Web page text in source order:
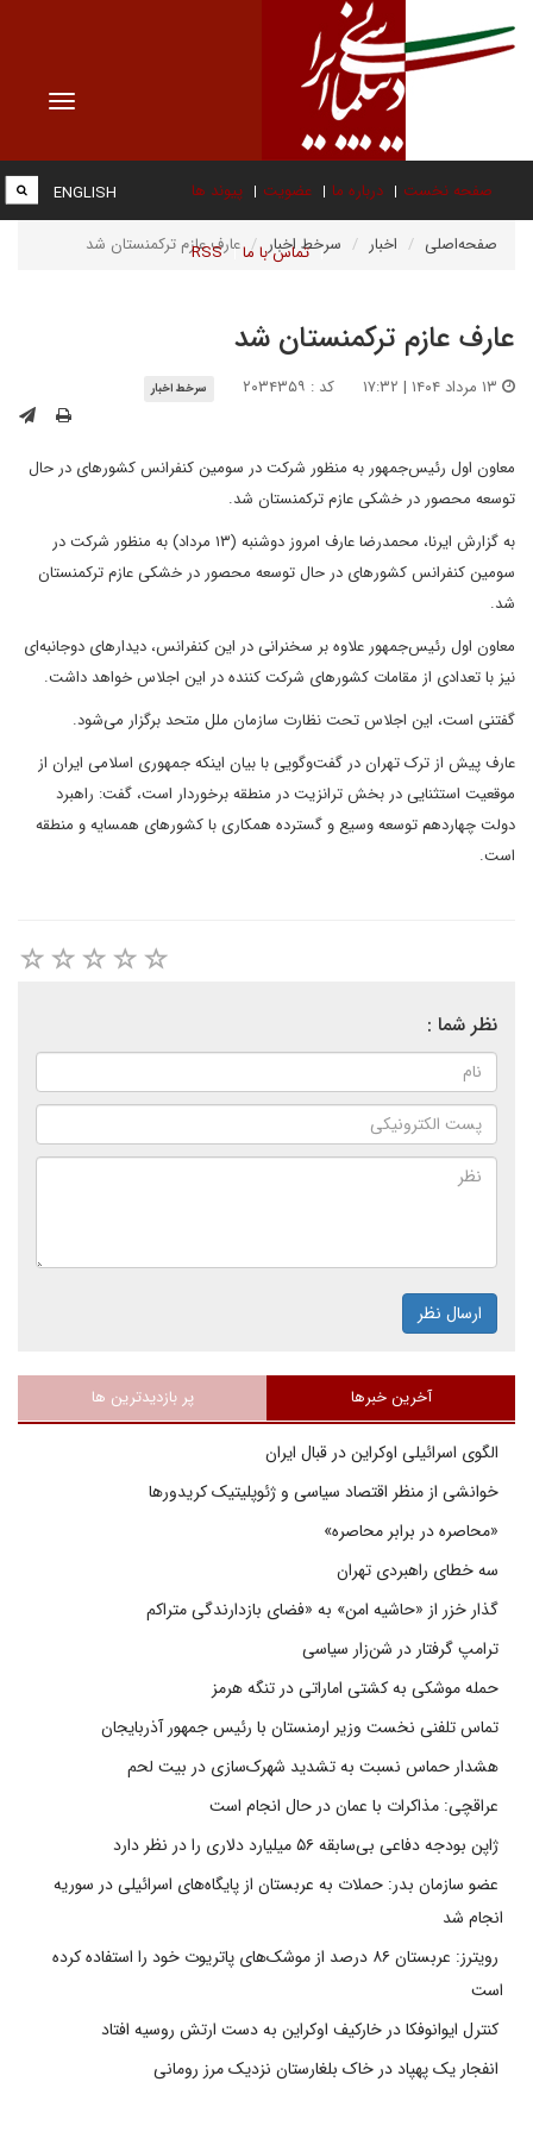
Toggle
صفحه نخست درباره ما عضویت پیوند ها
تماس با ما RSS
ENGLISH
صفحه‌اصلی اخبار سرخط اخبار عارف عازم ترکمنستان شد
عارف عازم ترکمنستان شد
کد : ۲۰۳۴۳۵۹ سرخط اخبار
معاون اول رئیس‌جمهور به منظور شرکت در سومین کنفرانس کشورهای در حال
توسعه محصور در خشکی عازم ترکمنستان شد.
به گزارش ایرنا، محمدرضا عارف امروز دوشنبه (۱۳ مرداد) به منظور شرکت در
سومین کنفرانس کشورهای در حال توسعه محصور در خشکی عازم ترکمنستان
شد.
معاون اول رئیس‌جمهور علاوه بر سخنرانی در این کنفرانس، دیدارهای دوجانبه‌ای
نیز با تعدادی از مقامات کشورهای شرکت کننده در این اجلاس خواهد داشت.
گفتنی است، این اجلاس تحت نظارت سازمان ملل متحد برگزار می‌شود.
عارف پیش از ترک تهران در گفت‌وگویی با بیان اینکه جمهوری اسلامی ایران از
موقعیت استثنایی در بخش ترانزیت در منطقه برخوردار است، گفت: راهبرد
دولت چهاردهم توسعه وسیع و گسترده همکاری با کشورهای همسایه و منطقه
است.
نظر شما :
ارسال نظر
آخرین خبرها پر بازدیدترین ها
الگوی اسرائیلی اوکراین در قبال ایران
خوانشی از منظر اقتصاد سیاسی و ژئوپلیتیک کریدورها
«محاصره در برابر محاصره»
سه خطای راهبردی تهران
گذار خزر از «حاشیه امن» به «فضای بازدارندگی متراکم
ترامپ گرفتار در شن‌زار سیاسی
حمله موشکی به کشتی اماراتی در تنگه هرمز
تماس تلفنی نخست وزیر ارمنستان با رئیس جمهور آذربایجان
هشدار حماس نسبت به تشدید شهرک‌سازی در بیت‌ لحم
عراقچی: مذاکرات با عمان در حال انجام است
ژاپن بودجه دفاعی بی‌سابقه ۵۶ میلیارد دلاری را در نظر دارد
عضو سازمان بدر: حملات به عربستان از پایگاه‌های اسرائیلی در سوریه
انجام شد
رویترز: عربستان ۸۶ درصد از موشک‌های پاتریوت خود را استفاده کرده
است
کنترل ایوانوفکا در خارکیف اوکراین به دست ارتش روسیه افتاد
انفجار یک پهپاد در خاک بلغارستان نزدیک مرز رومانی